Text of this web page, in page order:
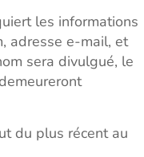
les informations
adresse e-mail, et
sera divulgué, le
du plus récent au